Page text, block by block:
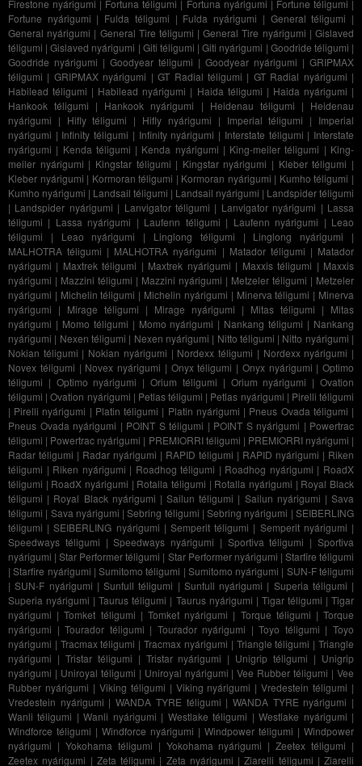
Firestone nyárigumi | Fortuna téligumi | Fortuna nyárigumi | Fortune téligumi |
Fortune nyárigumi | Fulda téligumi | Fulda nyárigumi | General téligumi |
General nyárigumi | General Tire téligumi |General Tire nyárigumi |Gislaved
téligumi |Gislaved nyárigumi | Giti téligumi |Giti nyárigumi | Goodride téligumi |
Goodride nyárigumi | Goodyear téligumi | Goodyear nyárigumi | GRIPMAX
téligumi | GRIPMAX nyárigumi |GT Radial téligumi | GT Radial nyárigumi |
Habilead téligumi | Habilead nyárigumi | Haida téligumi | Haida nyárigumi |
Hankook téligumi | Hankook nyárigumi | Heidenau téligumi | Heidenau
nyárigumi | Hifly téligumi | Hifly nyárigumi | Imperial téligumi | Imperial
nyárigumi | Infinity téligumi | Infinity nyárigumi | Interstate téligumi | Interstate
nyárigumi | Kenda téligumi | Kenda nyárigumi | King-meiler téligumi | King-
meiler nyárigumi | Kingstar téligumi | Kingstar nyárigumi | Kleber téligumi |
Kleber nyárigumi | Kormoran téligumi | Kormoran nyárigumi | Kumho téligumi |
Kumho nyárigumi | Landsail téligumi | Landsail nyárigumi | Landspider téligumi
| Landspider nyárigumi | Lanvigator téligumi | Lanvigator nyárigumi | Lassa
téligumi | Lassa nyárigumi | Laufenn téligumi | Laufenn nyárigumi | Leao
téligumi | Leao nyárigumi | Linglong téligumi | Linglong nyárigumi |
MALHOTRA téligumi | MALHOTRA nyárigumi | Matador téligumi | Matador
nyárigumi | Maxtrek téligumi | Maxtrek nyárigumi | Maxxis téligumi | Maxxis
nyárigumi | Mazzini téligumi | Mazzini nyárigumi | Metzeler téligumi | Metzeler
nyárigumi | Michelin téligumi | Michelin nyárigumi | Minerva téligumi | Minerva
nyárigumi | Mirage téligumi | Mirage nyárigumi | Mitas téligumi | Mitas
nyárigumi | Momo téligumi | Momo nyárigumi | Nankang téligumi | Nankang
nyárigumi | Nexen téligumi | Nexen nyárigumi | Nitto téligumi | Nitto nyárigumi |
Nokian téligumi | Nokian nyárigumi | Nordexx téligumi | Nordexx nyárigumi |
Novex téligumi | Novex nyárigumi | Onyx téligumi | Onyx nyárigumi | Optimo
téligumi | Optimo nyárigumi |Orium téligumi | Orium nyárigumi |Ovation
téligumi |Ovation nyárigumi | Petlas téligumi | Petlas nyárigumi | Pirelli téligumi
| Pirelli nyárigumi | Platin téligumi | Platin nyárigumi | Pneus Ovada téligumi |
Pneus Ovada nyárigumi | POINT S téligumi | POINT S nyárigumi | Powertrac
téligumi | Powertrac nyárigumi | PREMIORRI téligumi | PREMIORRI nyárigumi |
Radar téligumi | Radar nyárigumi | RAPID téligumi | RAPID nyárigumi | Riken
téligumi | Riken nyárigumi | Roadhog téligumi | Roadhog nyárigumi | RoadX
téligumi | RoadX nyárigumi | Rotalla téligumi | Rotalla nyárigumi | Royal Black
téligumi | Royal Black nyárigumi |Sailun téligumi | Sailun nyárigumi |Sava
téligumi | Sava nyárigumi |Sebring téligumi |Sebring nyárigumi |SEIBERLING
téligumi |SEIBERLING nyárigumi |Semperit téligumi | Semperit nyárigumi |
Speedways téligumi |Speedways nyárigumi | Sportiva téligumi |Sportiva
nyárigumi |Star Performer téligumi | Star Performer nyárigumi | Starfire téligumi
|Starfire nyárigumi |Sumitomo téligumi | Sumitomo nyárigumi | SUN-F téligumi
|SUN-F nyárigumi | Sunfull téligumi | Sunfull nyárigumi | Superia téligumi |
Superia nyárigumi |Taurus téligumi | Taurus nyárigumi | Tigar téligumi |Tigar
nyárigumi |Tomket téligumi | Tomket nyárigumi | Torque téligumi |Torque
nyárigumi |Tourador téligumi | Tourador nyárigumi |Toyo téligumi |Toyo
nyárigumi | Tracmax téligumi |Tracmax nyárigumi | Triangle téligumi |Triangle
nyárigumi | Tristar téligumi | Tristar nyárigumi | Unigrip téligumi | Unigrip
nyárigumi | Uniroyal téligumi | Uniroyal nyárigumi |Vee Rubber téligumi |Vee
Rubber nyárigumi | Viking téligumi | Viking nyárigumi |Vredestein téligumi |
Vredestein nyárigumi |WANDA TYRE téligumi | WANDA TYRE nyárigumi |
Wanli téligumi |Wanli nyárigumi | Westlake téligumi |Westlake nyárigumi |
Windforce téligumi | Windforce nyárigumi | Windpower téligumi | Windpower
nyárigumi | Yokohama téligumi | Yokohama nyárigumi |Zeetex téligumi |
Zeetex nyárigumi | Zeta téligumi | Zeta nyárigumi |Ziarelli téligumi | Ziarelli